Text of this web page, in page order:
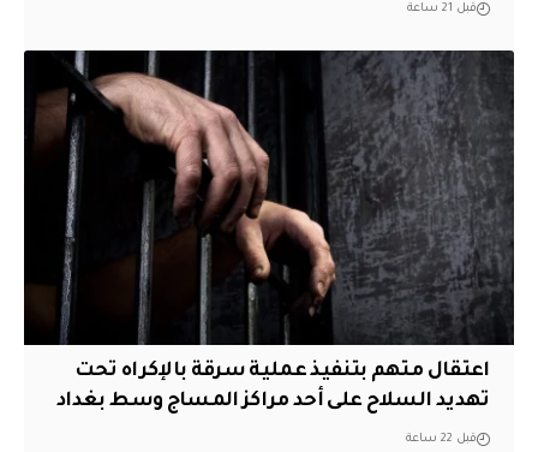
قبل 21 ساعة
اعتقال متهم بتنفيذ عملية سرقة بالإكراه تحت
تهديد السلاح على أحد مراكز المساج وسط بغداد
قبل 22 ساعة